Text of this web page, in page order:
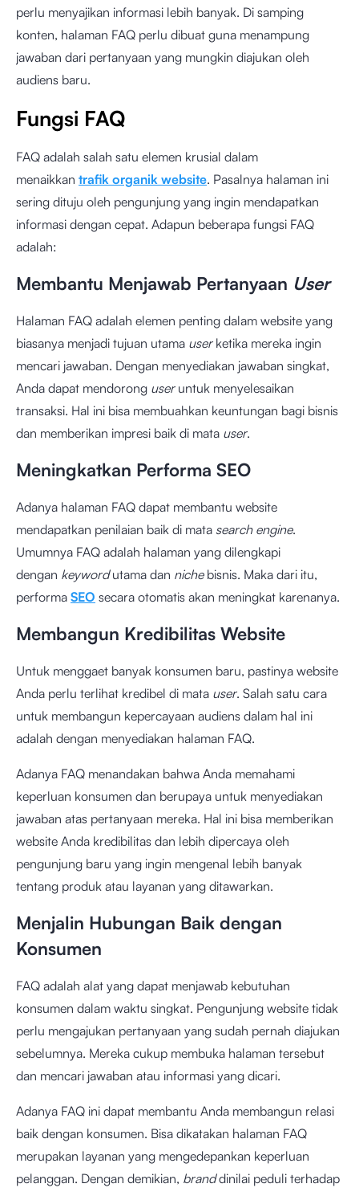
perlu menyajikan informasi lebih banyak. Di samping
konten, halaman FAQ perlu dibuat guna menampung
jawaban dari pertanyaan yang mungkin diajukan oleh
audiens baru.
Fungsi FAQ
FAQ adalah salah satu elemen krusial dalam
menaikkan trafik organik website. Pasalnya halaman ini
sering dituju oleh pengunjung yang ingin mendapatkan
informasi dengan cepat. Adapun beberapa fungsi FAQ
adalah:
Membantu Menjawab Pertanyaan User
Halaman FAQ adalah elemen penting dalam website yang
biasanya menjadi tujuan utama userketika mereka ingin
mencari jawaban. Dengan menyediakan jawaban singkat,
Anda dapat mendorong useruntuk menyelesaikan
transaksi. Hal ini bisa membuahkan keuntungan bagi bisnis
dan memberikan impresi baik di mata user.
Meningkatkan Performa SEO
Adanya halaman FAQ dapat membantu website
mendapatkan penilaian baik di mata search engine.
Umumnya FAQ adalah halaman yang dilengkapi
dengan keywordutama dan nichebisnis. Maka dari itu,
performa SEO secara otomatis akan meningkat karenanya.
Membangun Kredibilitas Website
Untuk menggaet banyak konsumen baru, pastinya website
Anda perlu terlihat kredibel di mata user. Salah satu cara
untuk membangun kepercayaan audiens dalam hal ini
adalah dengan menyediakan halaman FAQ.
Adanya FAQ menandakan bahwa Anda memahami
keperluan konsumen dan berupaya untuk menyediakan
jawaban atas pertanyaan mereka. Hal ini bisa memberikan
website Anda kredibilitas dan lebih dipercaya oleh
pengunjung baru yang ingin mengenal lebih banyak
tentang produk atau layanan yang ditawarkan.
Menjalin Hubungan Baik dengan
Konsumen
FAQ adalah alat yang dapat menjawab kebutuhan
konsumen dalam waktu singkat. Pengunjung website tidak
perlu mengajukan pertanyaan yang sudah pernah diajukan
sebelumnya. Mereka cukup membuka halaman tersebut
dan mencari jawaban atau informasi yang dicari.
Adanya FAQ ini dapat membantu Anda membangun relasi
baik dengan konsumen. Bisa dikatakan halaman FAQ
merupakan layanan yang mengedepankan keperluan
pelanggan. Dengan demikian, branddinilai peduli terhadap